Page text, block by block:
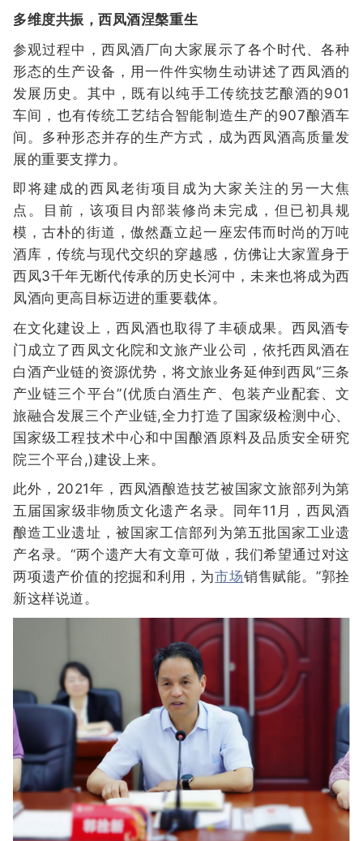
多维度共振，西凤酒涅槃重生
参观过程中，西凤酒厂向大家展示了各个时代、各种
形态的生产设备，用一件件实物生动讲述了西凤酒的
发展历史。其中，既有以纯手工传统技艺酿酒的901
车间，也有传统工艺结合智能制造生产的907酿酒车
间。多种形态并存的生产方式，成为西凤酒高质量发
展的重要支撑力。
即将建成的西凤老街项目成为大家关注的另一大焦
点。目前，该项目内部装修尚未完成，但已初具规
模，古朴的街道，傲然矗立起一座宏伟而时尚的万吨
酒库，传统与现代交织的穿越感，仿佛让大家置身于
西凤3千年无断代传承的历史长河中，未来也将成为西
凤酒向更高目标迈进的重要载体。
在文化建设上，西凤酒也取得了丰硕成果。西凤酒专
门成立了西凤文化院和文旅产业公司，依托西凤酒在
白酒产业链的资源优势，将文旅业务延伸到西凤“三条
产业链三个平台”(优质白酒生产、包装产业配套、文
旅融合发展三个产业链,全力打造了国家级检测中心、
国家级工程技术中心和中国酿酒原料及品质安全研究
院三个平台,)建设上来。
此外，2021年，西凤酒酿造技艺被国家文旅部列为第
五届国家级非物质文化遗产名录。同年11月，西凤酒
酿造工业遗址，被国家工信部列为第五批国家工业遗
产名录。“两个遗产大有文章可做，我们希望通过对这
两项遗产价值的挖掘和利用，为市场销售赋能。”郭拴
新这样说道。